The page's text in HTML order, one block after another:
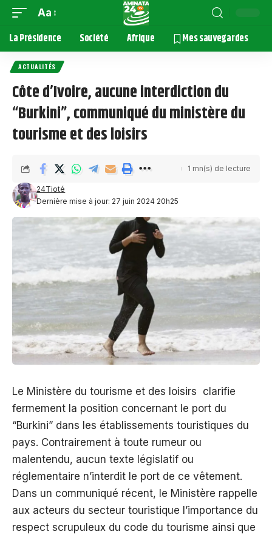
Aa
La Présidence Société Afrique Mes sauvegardes
ACTUALITÉS
Côte d’Ivoire, aucune interdiction du
“Burkini”, communiqué du ministère du
tourisme et des loisirs
Dernière mise à jour: 27 juin 2024 20h25
24Tioté
1 mn(s) de lecture
Le Ministère du tourisme et des loisirs clarifie
fermement la position concernant le port du
“Burkini” dans les établissements touristiques du
pays. Contrairement à toute rumeur ou
malentendu, aucun texte législatif ou
réglementaire n’interdit le port de ce vêtement.
Dans un communiqué récent, le Ministère rappelle
aux acteurs du secteur touristique l’importance du
respect scrupuleux du code du tourisme ainsi que